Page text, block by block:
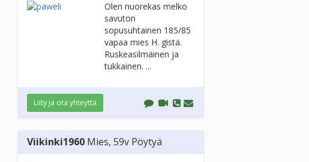
Olen nuorekas melko
savuton
sopusuhtainen 185/85
vapaa mies H. gistä.
Ruskeasilmäinen ja
tukkainen. ...
Liity ja ota yhteyttä
Viikinki1960 Mies, 59v Pöytyä